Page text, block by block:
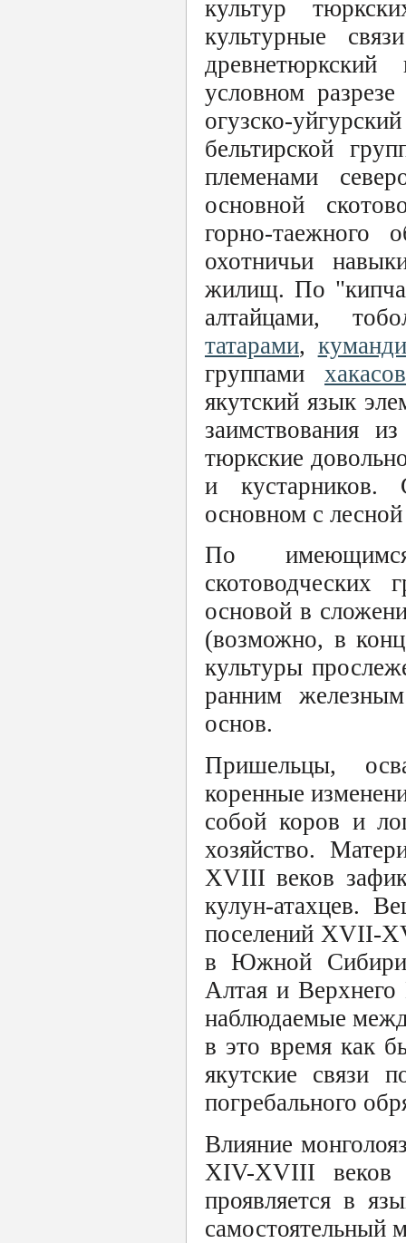
культур
культурные
условном
огузско-
бельтирской
племенами
основной
горно-таежного
охотничьи
жилищ. По
алтайцами,
татарами,
группами хакасов
якутский язык
заимствования
тюркские
и кустарников.
основном с
По
основой в
(возможно, в
культуры
ранним
основ.
Пришельцы,
коренные
собой коров и
хозяйство.
XVIII веков
кулун-атахцев.
поселений XVII-
в Южной Сибири,
Алтая и
наблюдаемые
в это время как
якутские связи
погребального
Влияние
XIV-XVIII веков
проявляется в
самостоятельный